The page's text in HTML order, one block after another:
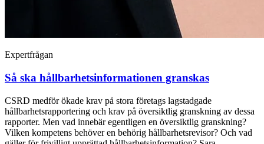
Expertfrågan
Så ska hållbarhetsinformationen granskas
CSRD medför ökade krav på stora företags lagstadgade
hållbarhetsrapportering och krav på översiktlig granskning av dessa
rapporter. Men vad innebär egentligen en översiktlig granskning?
Vilken kompetens behöver en behörig hållbarhetsrevisor? Och vad